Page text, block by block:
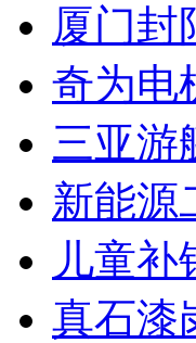
厦门封
奇为电
三亚游
新能源
儿童
真石漆